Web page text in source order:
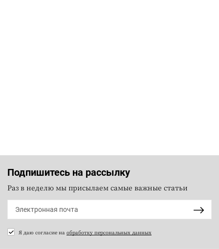
Подпишитесь на рассылку
Раз в неделю мы присылаем самые важные статьи
Я даю согласие на обработку персональных данных